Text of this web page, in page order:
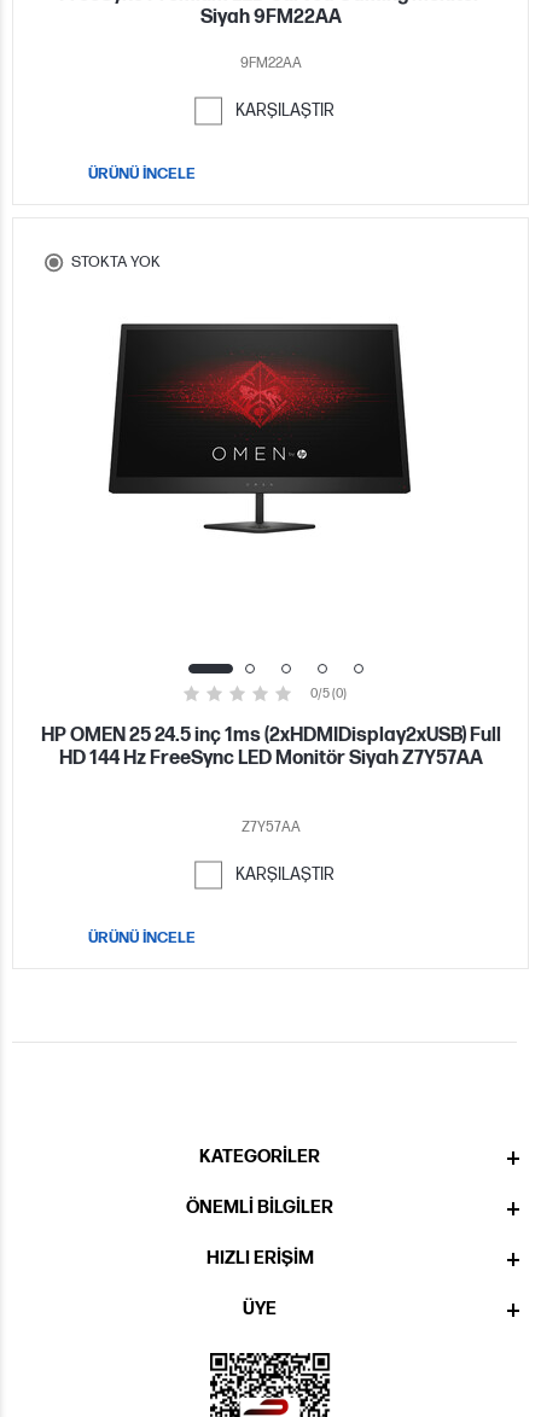
Siyah 9FM22AA
9FM22AA
KARŞILAŞTIR
ÜRÜNÜ İNCELE
STOKTA YOK
0/5 (0)
HP OMEN 25 24.5 inç 1ms (2xHDMIDisplay2xUSB) Full
HD 144 Hz FreeSync LED Monitör Siyah Z7Y57AA
Z7Y57AA
KARŞILAŞTIR
ÜRÜNÜ İNCELE
KATEGORILER
ÖNEMLI BILGILER
HIZLI ERIŞIM
ÜYE